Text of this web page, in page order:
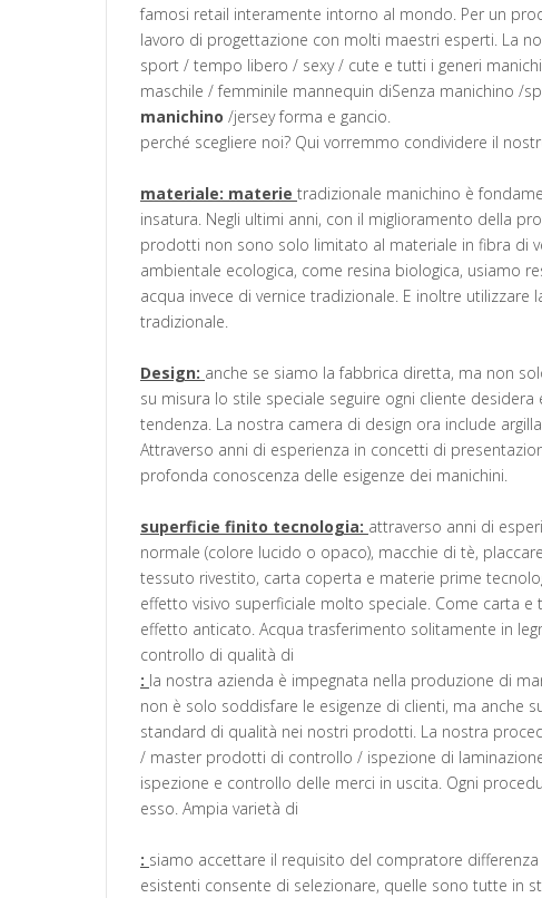
famosi retail interamente intorno al mondo. Per un
lavoro di progettazione con molti maestri esperti. La
sport / tempo libero / sexy / cute e tutti i generi
maschile / femminile mannequin diSenza manichino /
manichino /jersey forma e gancio.
perché scegliere noi? Qui vorremmo condividere il
materiale: materie tradizionale manichino è
insatura. Negli ultimi anni, con il miglioramento della
prodotti non sono solo limitato al materiale in fibra di
ambientale ecologica, come resina biologica, usiamo
acqua invece di vernice tradizionale. E inoltre
tradizionale.
Design: anche se siamo la fabbrica diretta, ma non
su misura lo stile speciale seguire ogni cliente
tendenza. La nostra camera di design ora include
Attraverso anni di esperienza in concetti di
profonda conoscenza delle esigenze dei manichini.
superficie finito tecnologia: attraverso anni di
normale (colore lucido o opaco), macchie di tè,
tessuto rivestito, carta coperta e materie prime
effetto visivo superficiale molto speciale. Come carta
effetto anticato. Acqua trasferimento solitamente in
controllo di qualità di
: la nostra azienda è impegnata nella produzione di
non è solo soddisfare le esigenze di clienti, ma anche
standard di qualità nei nostri prodotti. La nostra
/ master prodotti di controllo / ispezione di
ispezione e controllo delle merci in uscita. Ogni
esso. Ampia varietà di
: siamo accettare il requisito del compratore
esistenti consente di selezionare, quelle sono tutte in